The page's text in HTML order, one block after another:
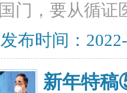
国门，要从循证
发布时间：
新年特稿